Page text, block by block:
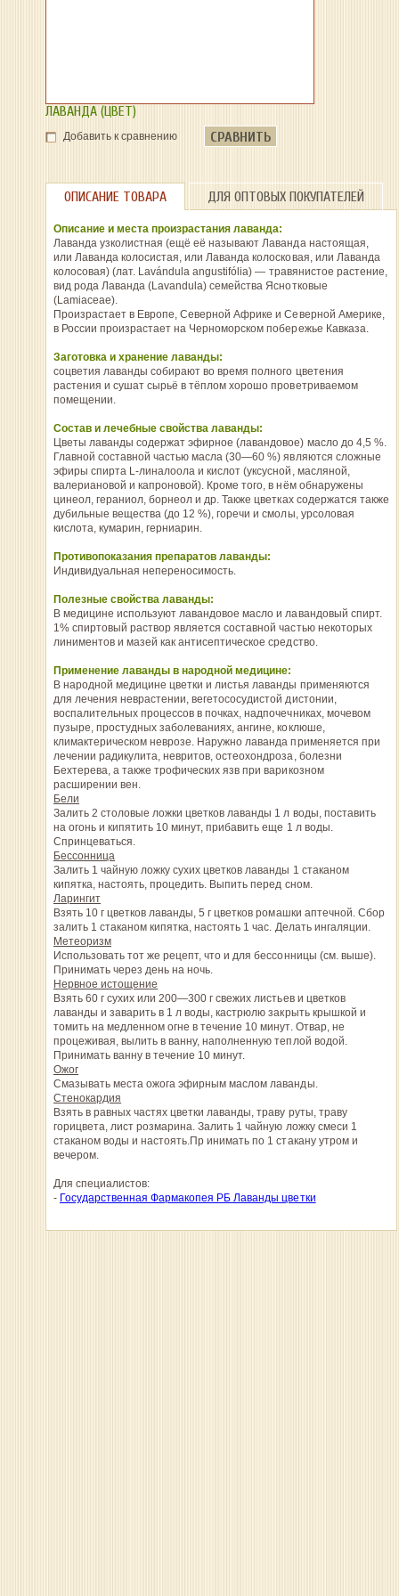
ЛАВАНДА (ЦВЕТ)
Добавить к сравнению СРАВНИТЬ
ОПИСАНИЕ ТОВАРА ДЛЯ ОПТОВЫХ ПОКУПАТЕЛЕЙ
Описание и места произрастания лаванда:
Лаванда узколистная (ещё её называют Лаванда настоящая,
или Лаванда колосистая, или Лаванда колосковая, или Лаванда
колосовая) (лат. Lavándula angustifólia) — травянистое растение,
вид рода Лаванда (Lavandula) семейства Яснотковые
(Lamiaceae).
Произрастает в Европе, Северной Африке и Северной Америке,
в России произрастает на Черноморском побережье Кавказа.
Заготовка и хранение лаванды:
соцветия лаванды собирают во время полного цветения
растения и сушат сырьё в тёплом хорошо проветриваемом
помещении.
Состав и лечебные свойства лаванды:
Цветы лаванды содержат эфирное (лавандовое) масло до 4,5 %.
Главной составной частью масла (30—60 %) являются сложные
эфиры спирта L-линалоола и кислот (уксусной, масляной,
валериановой и капроновой). Кроме того, в нём обнаружены
цинеол, гераниол, борнеол и др. Также цветках содержатся также
дубильные вещества (до 12 %), горечи и смолы, урсоловая
кислота, кумарин, герниарин.
Противопоказания препаратов лаванды:
Индивидуальная непереносимость.
Полезные свойства лаванды:
В медицине используют лавандовое масло и лавандовый спирт.
1% спиртовый раствор является составной частью некоторых
линиментов и мазей как антисептическое средство.
Применение лаванды в народной медицине:
В народной медицине цветки и листья лаванды применяются
для лечения неврастении, вегетососудистой дистонии,
воспалительных процессов в почках, надпочечниках, мочевом
пузыре, простудных заболеваниях, ангине, коклюше,
климактерическом неврозе. Наружно лаванда применяется при
лечении радикулита, невритов, остеохондроза, болезни
Бехтерева, а также трофических язв при варикозном
расширении вен.
Бели
Залить 2 столовые ложки цветков лаванды 1 л воды, поставить
на огонь и кипятить 10 минут, прибавить еще 1 л воды.
Спринцеваться.
Бессонница
Залить 1 чайную ложку сухих цветков лаванды 1 стаканом
кипятка, настоять, процедить. Выпить перед сном.
Ларингит
Взять 10 г цветков лаванды, 5 г цветков ромашки аптечной. Сбор
залить 1 стаканом кипятка, настоять 1 час. Делать ингаляции.
Метеоризм
Использовать тот же рецепт, что и для бессонницы (см. выше).
Принимать через день на ночь.
Нервное истощение
Взять 60 г сухих или 200—300 г свежих листьев и цветков
лаванды и заварить в 1 л воды, кастрюлю закрыть крышкой и
томить на медленном огне в течение 10 минут. Отвар, не
процеживая, вылить в ванну, наполненную теплой водой.
Принимать ванну в течение 10 минут.
Ожог
Смазывать места ожога эфирным маслом лаванды.
Стенокардия
Взять в равных частях цветки лаванды, траву руты, траву
горицвета, лист розмарина. Залить 1 чайную ложку смеси 1
стаканом воды и настоять.Пр инимать по 1 стакану утром и
вечером.
Для специалистов:
- Государственная Фармакопея РБ Лаванды цветки